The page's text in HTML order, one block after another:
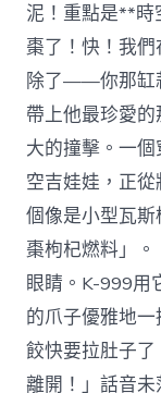
泥！重點是**時
棗了！快！我們
除了——你那缸
帶上他最珍愛
大的撞擊。一
空吉娃娃，正
個像是小型瓦
棗枸杞燃料」
眼睛。K-999用
的爪子優雅地
餃快要拉肚子
離開！」話音